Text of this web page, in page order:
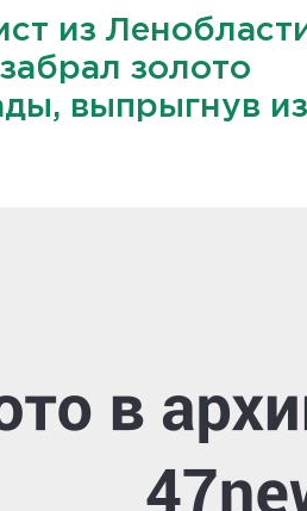
из
золото
выпрыгнув